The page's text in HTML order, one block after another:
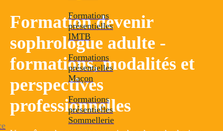
Formations
présentielles
IMTB
Formations
présentielles
Maçon
Formations
présentielles
Sommellerie
Formation devenir
sophrologue adulte -
formations, modalités et
perspectives
professionnelles